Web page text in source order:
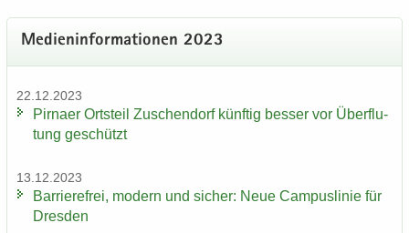
Me­di­en­in­for­ma­tio­nen 2023
22.12.2023
Pirna­er Orts­teil Zu­schen­dorf künf­tig bes­ser vor Über­flu­
tung ge­schützt
13.12.2023
Bar­rie­re­frei, mo­dern und si­cher: Neue Cam­pus­li­nie für
Dres­den